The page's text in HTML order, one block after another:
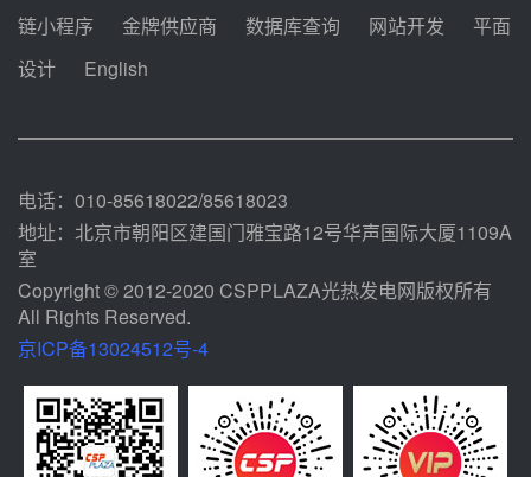
河北金悦弘千中标重能新疆天山北
麓100MW光热发电项目用“碳钢、
100MW光热发电项目管件采购
链小程序
金牌供应商 数据库查询 网站开发
平面
设计
English
电话：010-85618022/85618023
地址：北京市朝阳区建国门雅宝路12号华声国际大厦1109A
室
Copyright © 2012-2020 CSPPLAZA光热发电网版权所有
All Rights Reserved.
京ICP备13024512号-4